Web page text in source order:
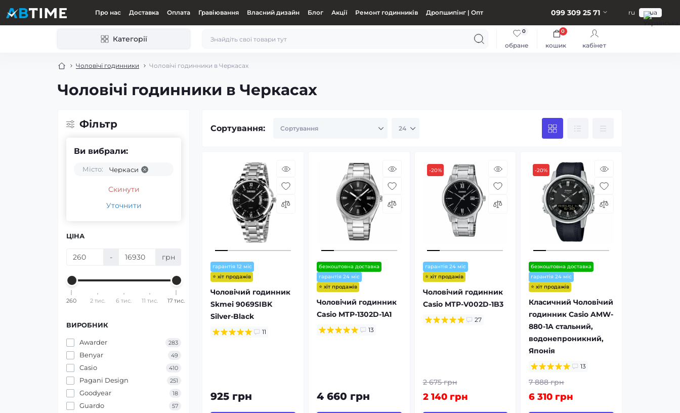
Про нас Доставка Оплата Гравіювання Власний дизайн Блог Акції Ремонт годинників Дропшипінг | Опт 099 309 25 71 ru ua
Категорії
обране
0
кошик
0
кабінет
Чоловічі годинники Чоловічі годинники в Черкасах
Чоловічі годинники в Черкасах
Фільтр
Ви вибрали:
Місто: Черкаси
Скинути
Уточнити
ЦІНА
- грн
260 2 тис. 6 тис. 11 тис. 17 тис.
ВИРОБНИК
Awarder 283
Benyar 49
Casio 410
Pagani Design 251
Goodyear 18
Guardo 57
Сортування:
гарантія 12 міс
⭐ хіт продажів
Чоловічий годинник
Skmei 9069SIBK
Silver-Black
11
925 грн
безкоштовна доставка
гарантія 24 міс
⭐ хіт продажів
Чоловічий годинник
Casio MTP-1302D-1A1
13
4 660 грн
-20%
гарантія 24 міс
⭐ хіт продажів
Чоловічий годинник
Casio MTP-V002D-1B3
27
2 675 грн
2 140 грн
-20%
безкоштовна доставка
гарантія 24 міс
⭐ хіт продажів
Класичний Чоловічий
годинник Casio AMW-
880-1A стальний,
водонепроникний,
Японія
13
7 888 грн
6 310 грн